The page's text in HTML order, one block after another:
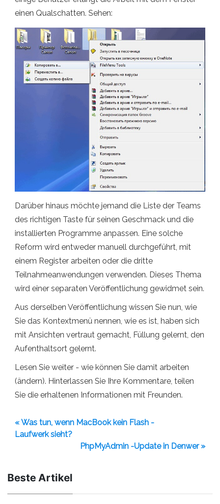
einen Qualschatten. Sehen:
Darüber hinaus möchte jemand die Liste der Teams
des richtigen Taste für seinen Geschmack und die
installierten Programme anpassen. Eine solche
Reform wird entweder manuell durchgeführt, mit
einem Register arbeiten oder die dritte
Teilnahmeanwendungen verwenden. Dieses Thema
wird einer separaten Veröffentlichung gewidmet sein.
Aus derselben Veröffentlichung wissen Sie nun, wie
Sie das Kontextmenü nennen, wie es ist, haben sich
mit Ansichten vertraut gemacht, Füllung gelernt, den
Aufenthaltsort gelernt.
Lesen Sie weiter - wie können Sie damit arbeiten
(ändern). Hinterlassen Sie Ihre Kommentare, teilen
Sie die erhaltenen Informationen mit Freunden.
« Was tun, wenn MacBook kein Flash -
Laufwerk sieht?
PhpMyAdmin -Update in Denwer »
Beste Artikel